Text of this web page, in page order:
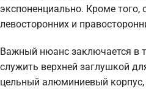
экспоненциально. Кроме
левосторонних и
Важный нюанс заключается в
служить верхней заглушкой
цельный алюминиевый